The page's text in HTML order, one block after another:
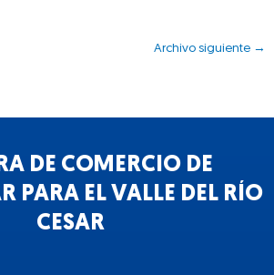
Archivo siguiente →
DE COMERCIO DE
PARA EL VALLE DEL RÍO
CESAR